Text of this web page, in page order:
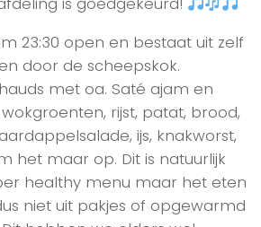
23:30 open en bestaat uit zelf
door de scheepskok.
met oa. Saté ajam en
rijst, patat, brood,
ijs, knakworst,
het maar op. Dit is natuurlijk
healthy menu maar het eten
niet uit pakjes of opgewarmd